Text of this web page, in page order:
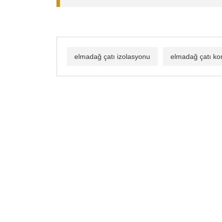
elmadağ çatı izolasyonu elmadağ çatı